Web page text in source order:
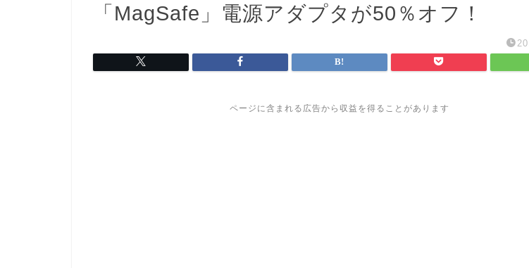
「MagSafe」電源アダプタが50％オフ！
ページに含まれる広告から収益を得ることがあります